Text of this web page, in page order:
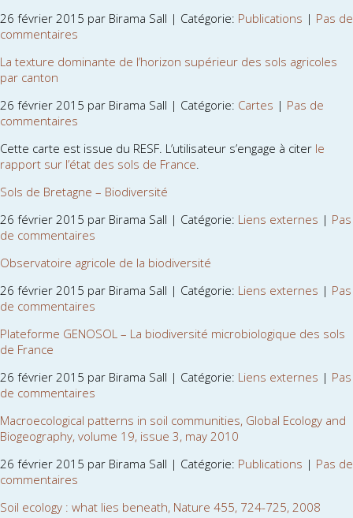
26 février 2015 par Birama Sall | Catégorie: Publications | Pas de
commentaires
La texture dominante de l’horizon supérieur des sols agricoles
par canton
26 février 2015 par Birama Sall | Catégorie: Cartes | Pas de
commentaires
Cette carte est issue du RESF. L’utilisateur s’engage à citer le
rapport sur l’état des sols de France.
Sols de Bretagne – Biodiversité
26 février 2015 par Birama Sall | Catégorie: Liens externes | Pas
de commentaires
Observatoire agricole de la biodiversité
26 février 2015 par Birama Sall | Catégorie: Liens externes | Pas
de commentaires
Plateforme GENOSOL – La biodiversité microbiologique des sols
de France
26 février 2015 par Birama Sall | Catégorie: Liens externes | Pas
de commentaires
Macroecological patterns in soil communities, Global Ecology and
Biogeography, volume 19, issue 3, may 2010
26 février 2015 par Birama Sall | Catégorie: Publications | Pas de
commentaires
Soil ecology : what lies beneath, Nature 455, 724-725, 2008